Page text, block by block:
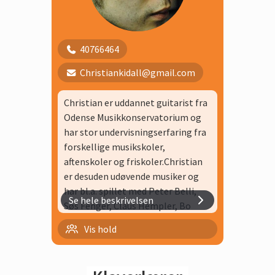
Lille Skole.
40766464
Christiankidall@gmail.com
Christian er uddannet guitarist fra
Odense Musikkonservatorium og
har stor undervisningserfaring fra
forskellige musikskoler,
aftenskoler og friskoler.Christian
er desuden udøvende musiker og
har bl.a. spillet med Peter Belli,
Søs Fenger, Claus Hempler, Bo
Stief, Hans Ulrik m.fl.
Se hele beskrivelsen
Vis hold
Caroline guitar/elbas 20 min